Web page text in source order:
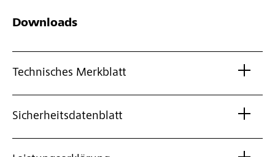
Downloads
Technisches Merkblatt
Sicherheitsdatenblatt